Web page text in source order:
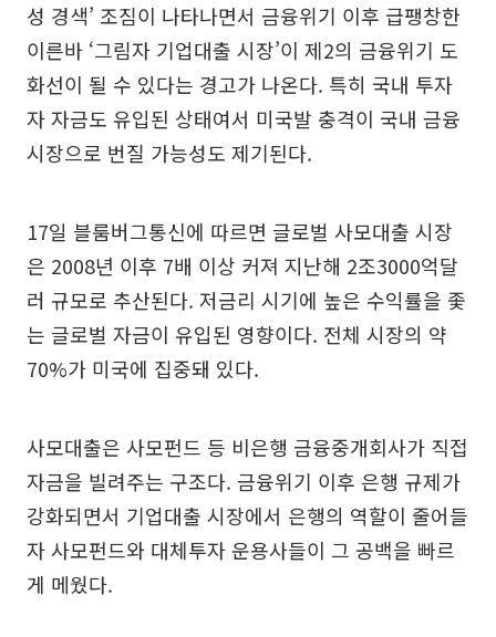
성 경색’ 조짐이 나타나면서 금융위기 이후 급팽창한
이른바 ‘그림자 기업대출 시장’이 제2의 금융위기 도
화선이 될 수 있다는 경고가 나온다. 특히 국내 투자
자 자금도 유입된 상태여서 미국발 충격이 국내 금융
시장으로 번질 가능성도 제기된다.
17일 블룸버그통신에 따르면 글로벌 사모대출 시장
은 2008년 이후 7배 이상 커져 지난해 2조3000억달
러 규모로 추산된다. 저금리 시기에 높은 수익률을 좇
는 글로벌 자금이 유입된 영향이다. 전체 시장의 약
70%가 미국에 집중돼 있다.
사모대출은 사모펀드 등 비은행 금융중개회사가 직접
자금을 빌려주는 구조다. 금융위기 이후 은행 규제가
강화되면서 기업대출 시장에서 은행의 역할이 줄어들
자 사모펀드와 대체투자 운용사들이 그 공백을 빠르
게 메웠다.